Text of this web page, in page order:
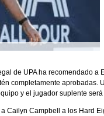
de UPA ha recomendado a
completamente aprobadas.
y el jugador suplente
Cailyn Campbell a los Hard